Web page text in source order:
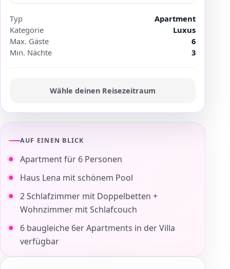
AUF EINEN BLICK
Apartment für 6 Personen
Haus Lena mit schönem Pool
2 Schlafzimmer mit Doppelbetten +
Wohnzimmer mit Schlafcouch
6 baugleiche 6er Apartments in der Villa
verfügbar
Typ
Apartment
Kategorie
Luxus
Max. Gäste
6
Min. Nächte
3
Wähle deinen Reisezeitraum